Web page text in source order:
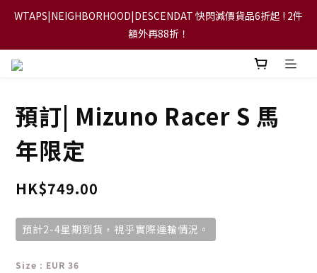
【FLASH SALE 兩件指定現貨產品即享88折】
WTAPS|NEIGHBORHOOD|DESCENDAT 快閃減價貨品6折起 ! 2件
額外再88折！
【立即加入會員，每次消費將可獲禮金回贈下一次使用！】
【FLASH SALE 兩件指定現貨產品即享88折】
預訂| Mizuno Racer S 馬
年限定
HK$749.00
預計2-4星期到貨，視乎實際運輸情況。
Size : EUR 36